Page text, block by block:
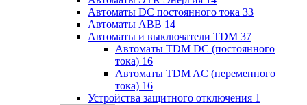
Автоматы DC постоянного тока 33
Автоматы ABB 14
Автоматы и выключатели TDM 37
Автоматы TDM DC (постоянного
тока) 16
Автоматы TDM AC (переменного
тока) 16
Устройства защитного отключения 1